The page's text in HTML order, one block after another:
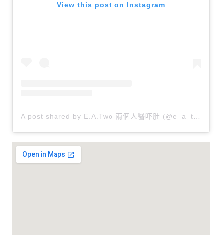
View this post on Instagram
A post shared by E.A.Two 兩個人醫吓肚 (@e_a_two)